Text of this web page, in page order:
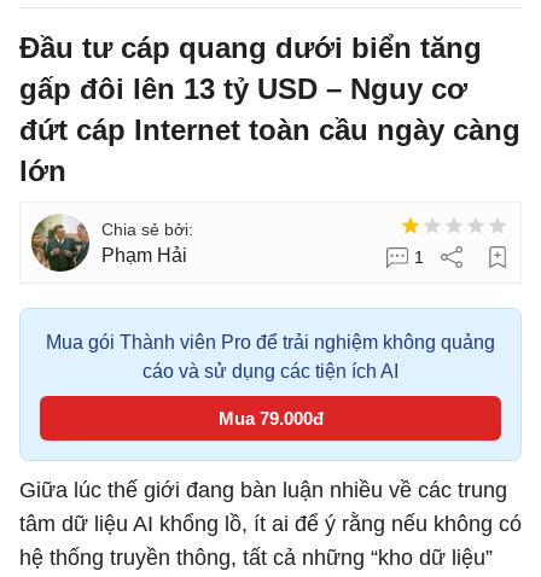
Đầu tư cáp quang dưới biển tăng
gấp đôi lên 13 tỷ USD – Nguy cơ
đứt cáp Internet toàn cầu ngày càng
lớn
Phạm Hải 1
Mua gói Thành viên Pro để trải nghiệm không quảng
cáo và sử dụng các tiện ích AI
Mua 79.000đ
Giữa lúc thế giới đang bàn luận nhiều về các trung
tâm dữ liệu AI khổng lồ, ít ai để ý rằng nếu không có
hệ thống truyền thông, tất cả những “kho dữ liệu”